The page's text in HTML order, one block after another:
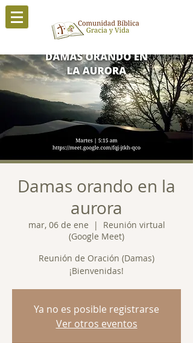
Damas orando en la
aurora
mar, 06 de ene
  |
Reunión virtual
(Google Meet)
Reunión de Oración (Damas)
¡Bienvenidas!
Ya no es posible registrarse
Ver otros eventos